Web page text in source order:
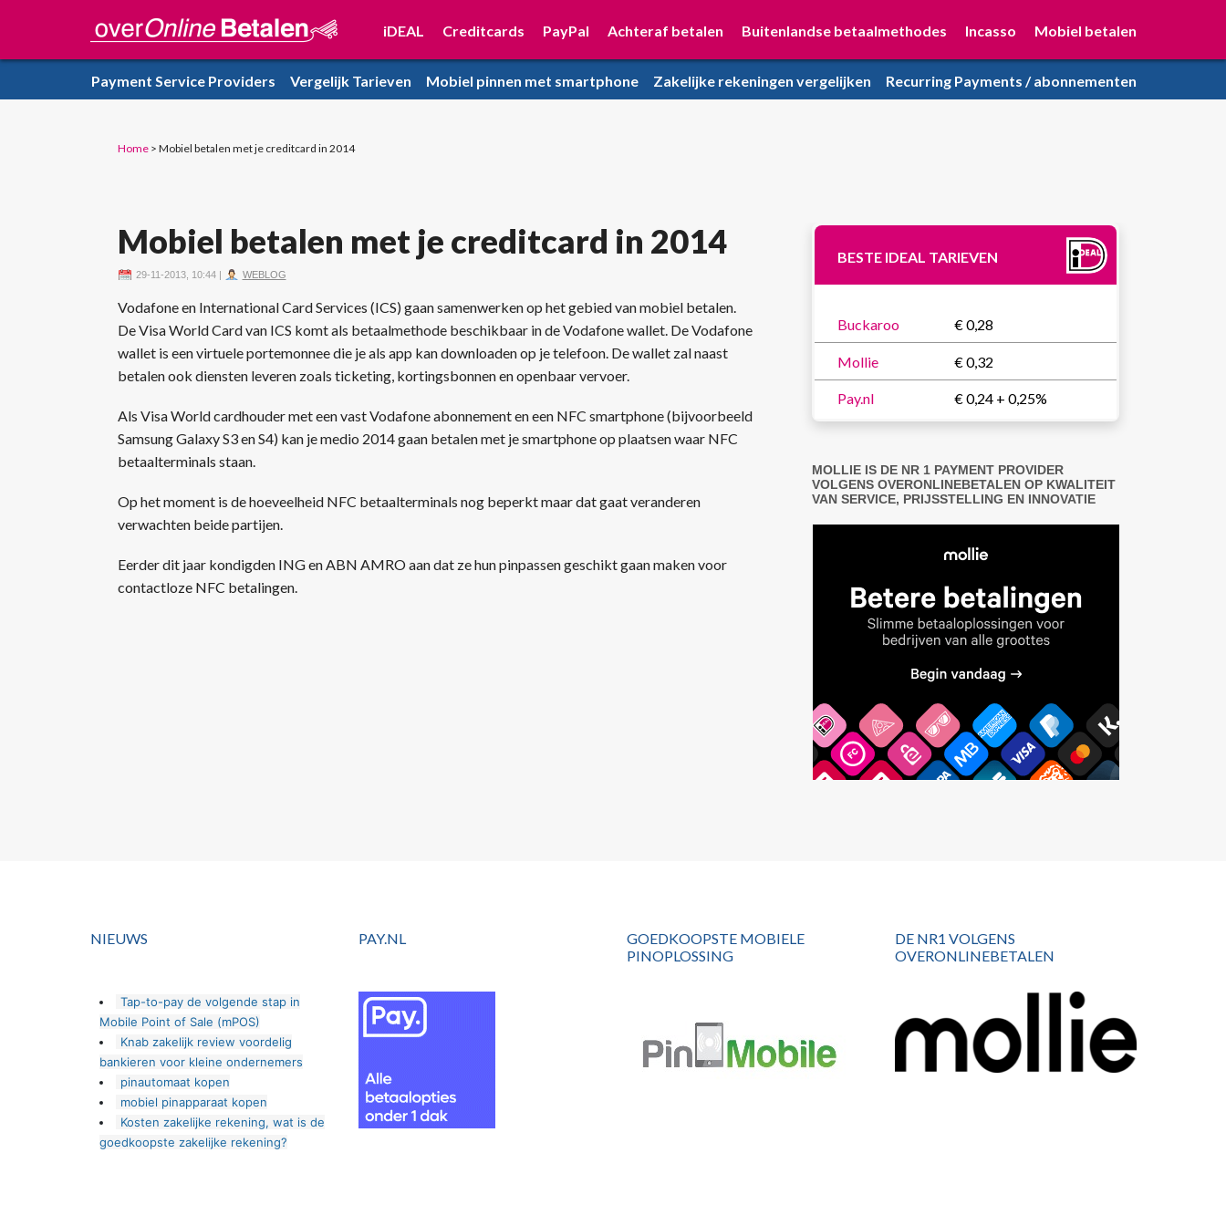
iDEAL Creditcards PayPal Achteraf betalen Buitenlandse betaalmethodes Incasso Mobiel betalen
Payment Service Providers Vergelijk Tarieven Mobiel pinnen met smartphone Zakelijke rekeningen vergelijken Recurring Payments / abonnementen
Home> Mobiel betalen met je creditcard in 2014
Mobiel betalen met je creditcard in 2014
29-11-2013, 10:44| WEBLOG
Vodafone en International Card Services (ICS) gaan samenwerken op het gebied van mobiel betalen.
De Visa World Card van ICS komt als betaalmethode beschikbaar in de Vodafone wallet. De Vodafone
wallet is een virtuele portemonnee die je als app kan downloaden op je telefoon. De wallet zal naast
betalen ook diensten leveren zoals ticketing, kortingsbonnen en openbaar vervoer.
Als Visa World cardhouder met een vast Vodafone abonnement en een NFC smartphone (bijvoorbeeld
Samsung Galaxy S3 en S4) kan je medio 2014 gaan betalen met je smartphone op plaatsen waar NFC
betaalterminals staan.
Op het moment is de hoeveelheid NFC betaalterminals nog beperkt maar dat gaat veranderen
verwachten beide partijen.
Eerder dit jaar kondigden ING en ABN AMRO aan dat ze hun pinpassen geschikt gaan maken voor
contactloze NFC betalingen.
BESTE IDEAL TARIEVEN
Buckaroo € 0,28
Mollie € 0,32
Pay.nl € 0,24 + 0,25%
MOLLIE IS DE NR 1 PAYMENT PROVIDER
VOLGENS OVERONLINEBETALEN OP KWALITEIT
VAN SERVICE, PRIJSSTELLING EN INNOVATIE
NIEUWS
Tap-to-pay de volgende stap in
Mobile Point of Sale (mPOS)
Knab zakelijk review voordelig
bankieren voor kleine ondernemers
pinautomaat kopen
mobiel pinapparaat kopen
Kosten zakelijke rekening, wat is de
goedkoopste zakelijke rekening?
PAY.NL
GOEDKOOPSTE MOBIELE
PINOPLOSSING
DE NR1 VOLGENS
OVERONLINEBETALEN